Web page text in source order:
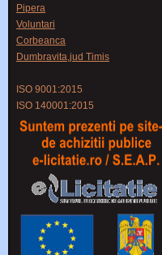
Pipera
Voluntari
Corbeanca
Dumbravita,jud Timis
ISO 9001:2015
ISO 140001:2015